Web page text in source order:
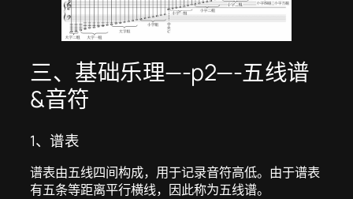
三、基础乐理—-p2—-五线谱
&音符
1、谱表
谱表由五线四间构成，用于记录音符高低。由于谱表
有五条等距离平行横线，因此称为五线谱。